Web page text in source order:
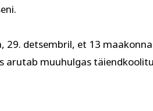
29. detsembril, et 13
arutab muuhulgas